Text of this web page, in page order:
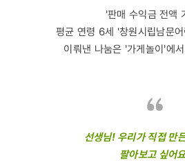
'판매 수익금 전액
평균 연령 6세 '창원시립남문
이뤄낸 나눔은 '가게놀이'에
선생님! 우리가 직접 만
팔아보고 싶어